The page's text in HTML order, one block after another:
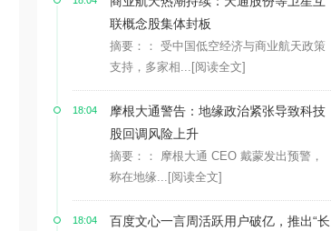
联概念股集体封板
摘要：： 受中国低空经济与商业航天政策
支持，多家相... [阅读全文]
18:04
摩根大通警告：地缘政治紧张导致科技
股回调风险上升
摘要：： 摩根大通 CEO 戴蒙发出预警，
称在地缘... [阅读全文]
18:04
百度文心一言周活跃用户破亿，推出“长